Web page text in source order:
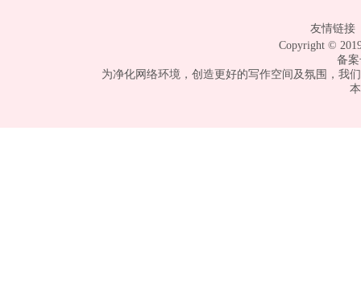
友情链接
Copyright ©
备
为净化网络环境，创造更好的写作空间及氛围，我